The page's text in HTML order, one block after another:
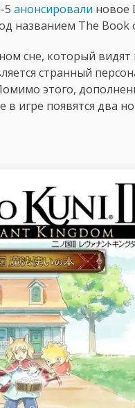
5 анонсировали новое
названием The Book
сне, который
странный
этого,
игре появятся два